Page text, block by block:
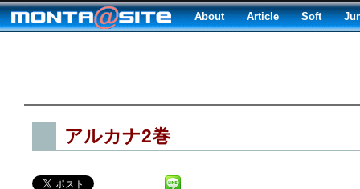
About Article Soft
アルカナ2巻